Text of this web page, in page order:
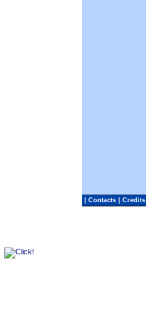
| Contacts | Credits